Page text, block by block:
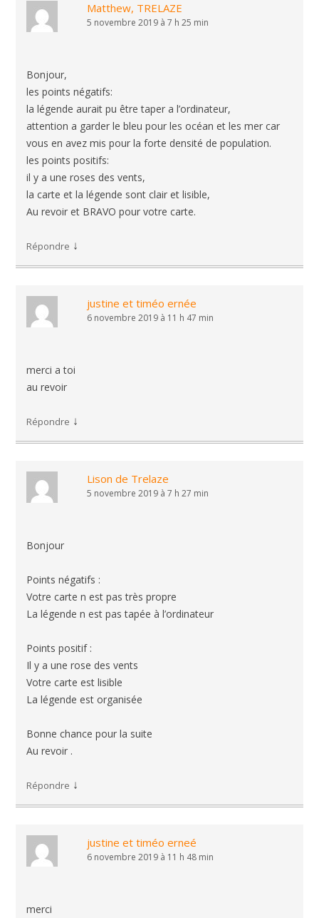
Matthew, TRELAZE
5 novembre 2019 à 7 h 25 min
Bonjour,
les points négatifs:
la légende aurait pu être taper a l’ordinateur,
attention a garder le bleu pour les océan et les mer car
vous en avez mis pour la forte densité de population.
les points positifs:
il y a une roses des vents,
la carte et la légende sont clair et lisible,
Au revoir et BRAVO pour votre carte.
Répondre ↓
justine et timéo ernée
6 novembre 2019 à 11 h 47 min
merci a toi
au revoir
Répondre ↓
Lison de Trelaze
5 novembre 2019 à 7 h 27 min
Bonjour
Points négatifs :
Votre carte n est pas très propre
La légende n est pas tapée à l’ordinateur
Points positif :
Il y a une rose des vents
Votre carte est lisible
La légende est organisée
Bonne chance pour la suite
Au revoir .
Répondre ↓
justine et timéo erneé
6 novembre 2019 à 11 h 48 min
merci